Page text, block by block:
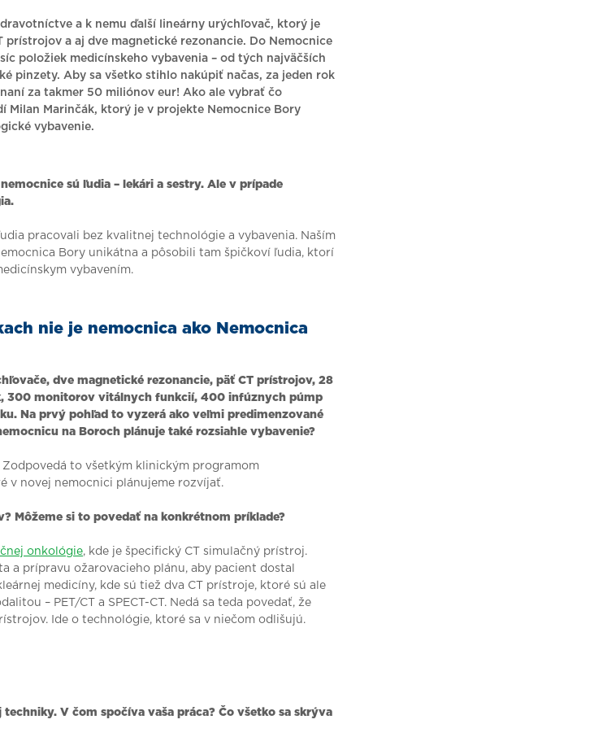
a k nemu ďalší lineárny urýchľovač, ktorý je
a aj dve magnetické rezonancie. Do Nemocnice
položiek medicínskeho vybavenia – od tých najväčších
pinzety. Aby sa všetko stihlo nakúpiť načas, za jeden rok
za takmer 50 miliónov eur! Ako ale vybrať čo
Milan Marinčák, ktorý je v projekte Nemocnice Bory
vybavenie.
sú ľudia – lekári a sestry. Ale v prípade
pracovali bez kvalitnej technológie a vybavenia. Naším
Bory unikátna a pôsobili tam špičkoví ľudia, ktorí
vybavením.
nie je nemocnica ako Nemocnica
dve magnetické rezonancie, päť CT prístrojov, 28
300 monitorov vitálnych funkcií, 400 infúznych púmp
Na prvý pohľad to vyzerá ako veľmi predimenzované
na Boroch plánuje také rozsiahle vybavenie?
Zodpovedá to všetkým klinickým programom
v novej nemocnici plánujeme rozvíjať.
Môžeme si to povedať na konkrétnom príklade?
onkológie, kde je špecifický CT simulačný prístroj.
a prípravu ožarovacieho plánu, aby pacient dostal
medicíny, kde sú tiež dva CT prístroje, ktoré sú ale
– PET/CT a SPECT-CT. Nedá sa teda povedať, že
Ide o technológie, ktoré sa v niečom odlišujú.
V čom spočíva vaša práca? Čo všetko sa skrýva